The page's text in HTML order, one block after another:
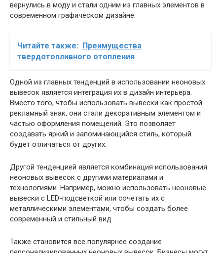
вернулись в моду и стали одним из главных элементов в
современном графическом дизайне.
Читайте также: Преимущества
твердотопливного отопления
Одной из главных тенденций в использовании неоновых
вывесок является интеграция их в дизайн интерьера.
Вместо того, чтобы использовать вывески как простой
рекламный знак, они стали декоративным элементом и
частью оформления помещений. Это позволяет
создавать яркий и запоминающийся стиль, который
будет отличаться от других.
Другой тенденцией является комбинация использования
неоновых вывесок с другими материалами и
технологиями. Например, можно использовать неоновые
вывески с LED-подсветкой или сочетать их с
металлическими элементами, чтобы создать более
современный и стильный вид.
Также становится все популярнее создание